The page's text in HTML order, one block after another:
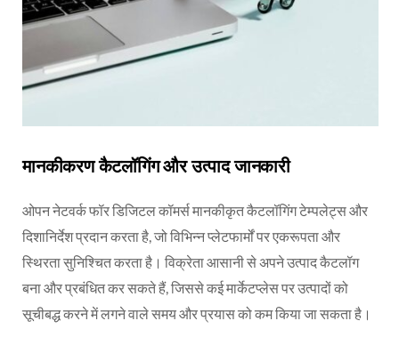
मानकीकरण कैटलॉगिंग और उत्पाद जानकारी
ओपन नेटवर्क फॉर डिजिटल कॉमर्स मानकीकृत कैटलॉगिंग टेम्पलेट्स और
दिशानिर्देश प्रदान करता है, जो विभिन्न प्लेटफार्मों पर एकरूपता और
स्थिरता सुनिश्चित करता है। विक्रेता आसानी से अपने उत्पाद कैटलॉग
बना और प्रबंधित कर सकते हैं, जिससे कई मार्केटप्लेस पर उत्पादों को
सूचीबद्ध करने में लगने वाले समय और प्रयास को कम किया जा सकता है।